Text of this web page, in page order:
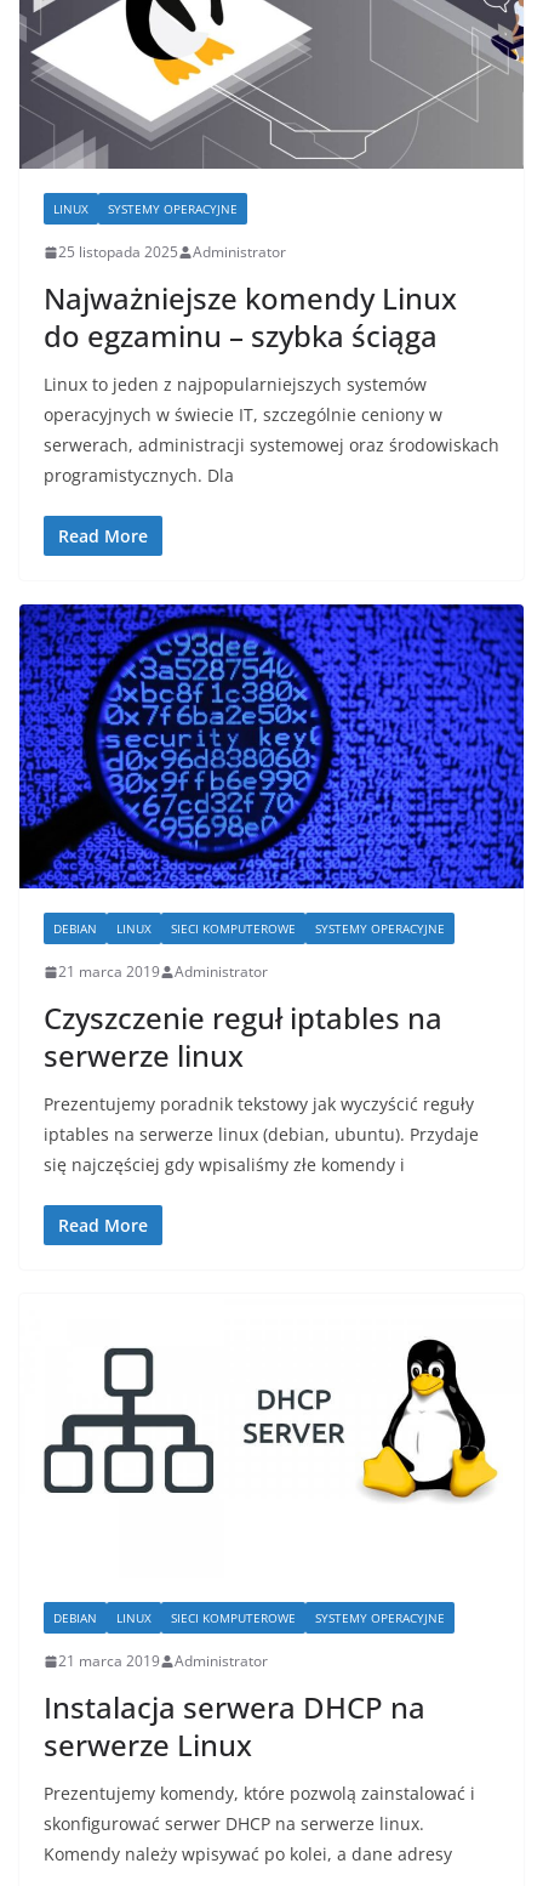
LINUX SYSTEMY OPERACYJNE
25 listopada 2025 Administrator
Najważniejsze komendy Linux
do egzaminu – szybka ściąga
Linux to jeden z najpopularniejszych systemów
operacyjnych w świecie IT, szczególnie ceniony w
serwerach, administracji systemowej oraz środowiskach
programistycznych. Dla
Read More
DEBIAN LINUX SIECI KOMPUTEROWE SYSTEMY OPERACYJNE
21 marca 2019 Administrator
Czyszczenie reguł iptables na
serwerze linux
Prezentujemy poradnik tekstowy jak wyczyścić reguły
iptables na serwerze linux (debian, ubuntu). Przydaje
się najczęściej gdy wpisaliśmy złe komendy i
Read More
DEBIAN LINUX SIECI KOMPUTEROWE SYSTEMY OPERACYJNE
21 marca 2019 Administrator
Instalacja serwera DHCP na
serwerze Linux
Prezentujemy komendy, które pozwolą zainstalować i
skonfigurować serwer DHCP na serwerze linux.
Komendy należy wpisywać po kolei, a dane adresy